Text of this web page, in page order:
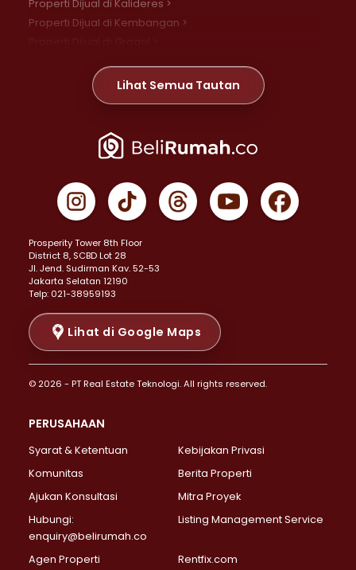
Properti Dijual di Kalideres >
Properti Dijual di Kembangan >
Properti Dijual di Meruya >
Properti Dijual di Jelambar >
Properti Dijual di Jakarta Pusat >
Properti Dijual di Gambir >
Properti Dijual di Johar Baru >
Properti Dijual di Menteng >
Properti Dijual di Senen >
Properti Dijual di Tanah Abang >
Properti Dijual di Cikini >
Properti Dijual di Kramat >
Properti Dijual di Pasar Baru >
Properti Dijual di Bendungan Hilir >
Properti Dijual di Jakarta Selatan >
Properti Dijual di Lebak Bulus >
Properti Dijual di Gandaria Selatan >
Properti Dijual di Pondok Labu >
Properti Dijual di Lenteng Agung >
Properti Dijual di Senayan >
Properti Dijual di Pondok Pinang >
Lihat Semua Tautan
Prosperity Tower 8th Floor
District 8, SCBD Lot 28
JI. Jend. Sudirman Kav. 52-53
Jakarta Selatan 12190
Telp: 021-38959193
Lihat di Google Maps
© 2026 - PT Real Estate Teknologi. All rights reserved.
PERUSAHAAN
Syarat & Ketentuan
Kebijakan Privasi
Komunitas
Berita Properti
Ajukan Konsultasi
Mitra Proyek
Hubungi:
enquiry@belirumah.co
Listing Management Service
Agen Properti Rentfix.com